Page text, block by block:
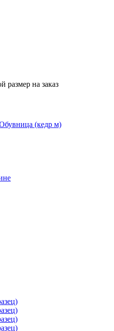
размер на заказ